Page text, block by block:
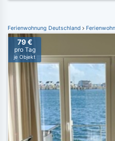
Ferienwohnung Deutschland
79 €
pro Tag
je Objekt